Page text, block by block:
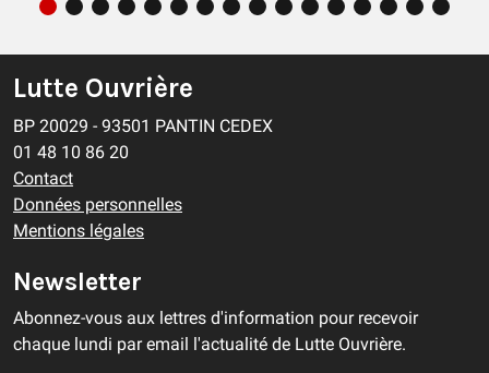
Lutte Ouvrière
BP 20029 - 93501 PANTIN CEDEX
01 48 10 86 20
Contact
Données personnelles
Mentions légales
Newsletter
Abonnez-vous aux lettres d'information pour recevoir
chaque lundi par email l'actualité de Lutte Ouvrière.